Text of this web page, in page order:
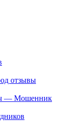
отзывы
— Мошенник